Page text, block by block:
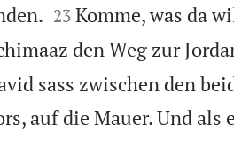

23 Komme, was da
den Weg zur
sass zwischen den
auf die Mauer. Und